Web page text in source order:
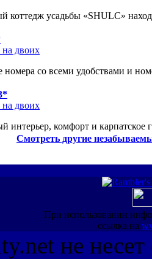
коттедж усадьбы «SHULC»
на двоих
номера со всеми удобствами и
на двоих
интерьер, комфорт и карпатское
Смотреть другие
При использовании
ссылка на
не несет